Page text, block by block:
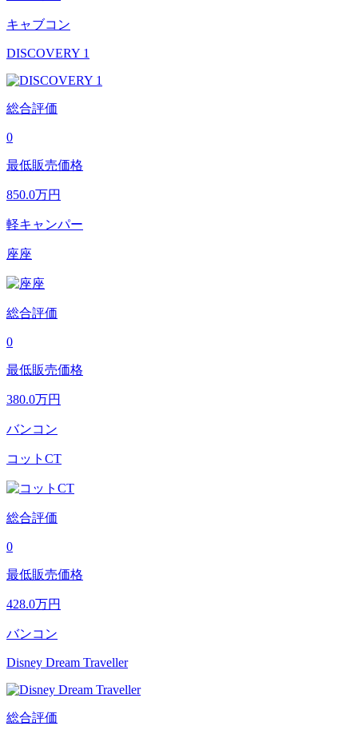
キャブコン
DISCOVERY 1
総合評価
0
最低販売価格
850.0万円
軽キャンパー
座座
総合評価
0
最低販売価格
380.0万円
バンコン
コットCT
総合評価
0
最低販売価格
428.0万円
バンコン
Disney Dream Traveller
総合評価